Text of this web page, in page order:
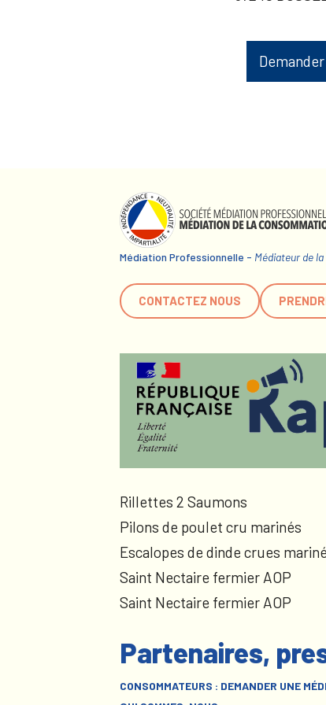
Médiation Professionnelle - Médiateur de
CONTACTEZ NOUS
Rillettes 2 Saumons
Pilons de poulet cru marinés
Escalopes de dinde crues
Saint Nectaire fermier AOP
Saint Nectaire fermier AOP
Partenaires,
CONSOMMATEURS : DEMANDER UNE